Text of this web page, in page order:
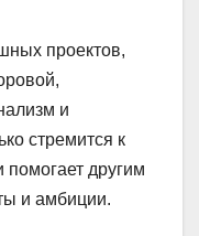
проектов,
и
стремится к
другим
и амбиции.